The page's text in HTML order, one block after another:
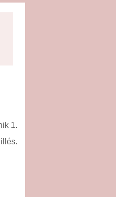
1.